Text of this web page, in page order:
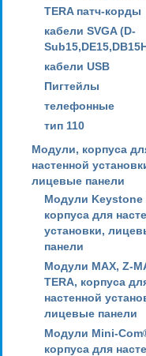
TERA патч-корды
кабели SVGA (D-
кабели USB
Пигтейлы
телефонные
тип 110
Модули, корпуса
настенной
лицевые панели
Модули Keystone
корпуса для
установки,
панели
Модули MAX, Z-
TERA, корпуса
настенной
лицевые панели
Модули Mini-
корпуса для